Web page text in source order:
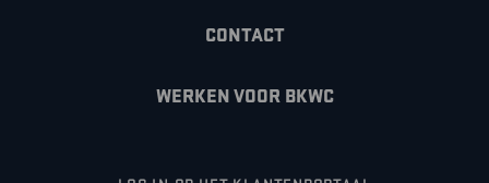
CONTACT
WERKEN VOOR BKWC